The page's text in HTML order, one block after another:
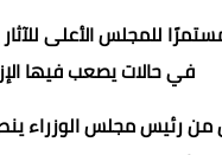
للمجلس الأعلى
في حالات يصعب فيها
رئيس مجلس الوزراء